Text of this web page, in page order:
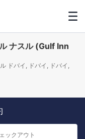
ナスル (Gulf Inn
ドバイ, ドバイ, ドバイ,
ックアウト